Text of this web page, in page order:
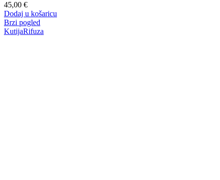
45,00 €
Dodaj u košaricu
Brzi pogled
KutijaRifuza